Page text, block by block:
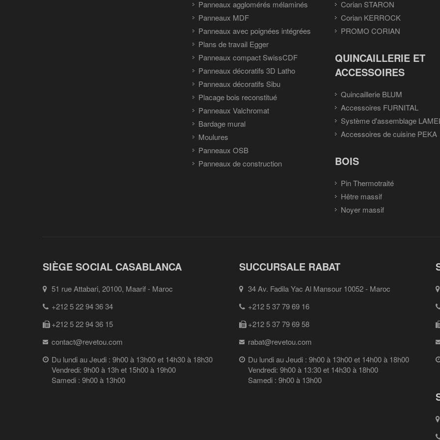
Panneaux agglomérés mélaminés
Panneaux MDF
Panneaux avec poignées intégrées
Plans de travail Egger
Panneaux compact SwissCDF
Panneaux décoratifs 3D Latho
Panneaux décoratifs Sibu
Placage bois reconstitué
Panneaux Valchromat
Bardage mural
Moulures
Panneaux OSB
Panneaux de construction
Corian STARON
Corian KERROCK
PROMO CORIAN
QUINCAILLERIE ET
ACCESSOIRES
Quincaillerie BLUM
Accessoires FURNITAL
Système d'assemblage
Accessoires de cuisine PEKA
BOIS
Pin Thermotraité
Hêtre massif
Noyer massif
SIÈGE SOCIAL CASABLANCA
51 rue Attabari, 20100, Maarif - Maroc
+212 5 22 94 36 34
+212 5 22 94 36 15
contact@revetou.com
Du lundi au Jeudi : 9h00 à 13h00 et 14h30 à 18h30
Vendredi: 9h00 à 13h et 15h00 à 19h00
Samedi : 9h00 à 13h00
SUCCURSALE RABAT
34 Av. Fadila Yac Al Mansour 10052 - Maroc
+212 5 37 79 69 16
+212 5 37 79 69 58
rabat@revetou.com
Du lundi au Jeudi : 9h00 à 13h00 et 14h00 à 18h00
Vendredi: 9h00 à 13:30 et 14h30 à 18h00
Samedi : 9h00 à 13h00